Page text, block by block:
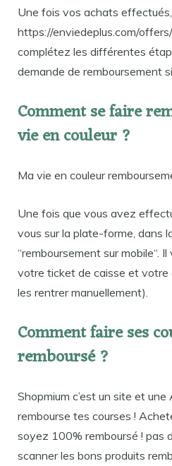
Une fois vos achats
https://enviedeplus.com/
complétez les différentes
demande de remboursement
Comment se faire
vie en couleur ?
Ma vie en couleur
Une fois que vous avez
vous sur la plate-forme, dans
“remboursement sur mobile“.
votre ticket de caisse et votre
les rentrer manuellement).
Comment faire ses
remboursé ?
Shopmium c’est un site et une
rembourse tes courses !
soyez 100% remboursé ! pas
scanner les bons produits